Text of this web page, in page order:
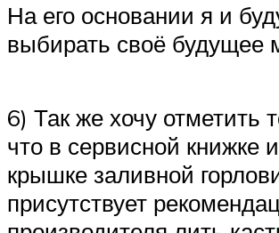
На его основании я и
выбирать своё будущее
6) Так же хочу отметить
что в сервисной книжке
крышке заливной
присутствует